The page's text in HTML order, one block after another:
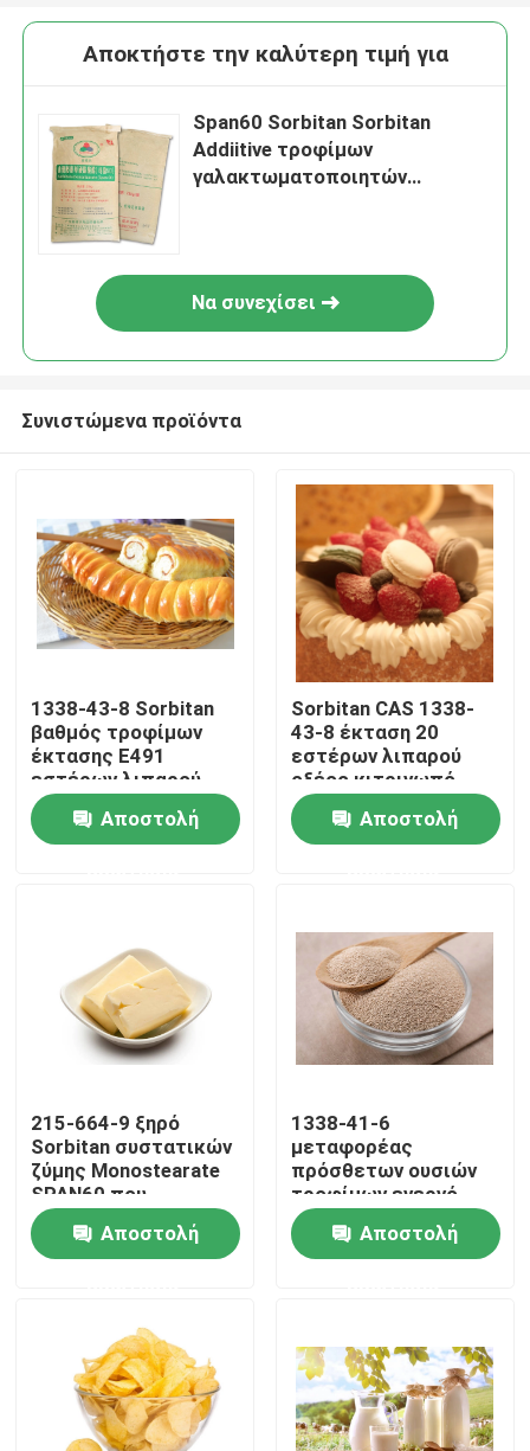
Σπίτι
Προϊόντα
VR παρουσιάστε
Σχετικά με εμάς
Γύρος εργοστασίων
Ποιοτικός έλεγχος
Ειδήσεις
Ζητήστε ένα απόσπασμα
Αποκτήστε την καλύτερη τιμή για
Span60 Sorbitan Sorbitan
Addiitive τροφίμων
γαλακτωματοποιητών
Να συνεχίσει
Συνιστώμενα προϊόντα
1338-43-8 Sorbitan
βαθμός τροφίμων
έκτασης E491
εστέρων λιπαρού
οξέος ανοικτό
κίτρινο κερί
Emulsfier
Αποστολή
Sorbitan CAS 1338-
43-8 έκταση 20
εστέρων λιπαρού
οξέος κιτρινωπό
κερί 60 80 E491
Αποστολή
215-664-9 ξηρό
Sorbitan συστατικών
ζύμης Monostearate
SPAN60 που
βελτιώνει την
πλαστικότητα
Αποστολή
1338-41-6
μεταφορέας
πρόσθετων ουσιών
τροφίμων ενεργό
Sorbitan ζύμης
Monostearate E491
SPAN60
Αποστολή